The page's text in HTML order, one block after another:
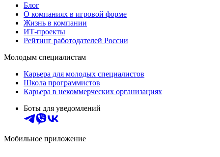
Блог
О компаниях в игровой форме
Жизнь в компании
ИТ-проекты
Рейтинг работодателей России
Молодым специалистам
Карьера для молодых специалистов
Школа программистов
Карьера в некоммерческих организациях
Боты для уведомлений
Мобильное приложение